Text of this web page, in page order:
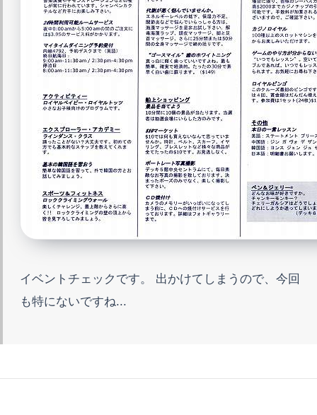
イベントチェックです。 出かけてしまうので、今回
も特にないですね...